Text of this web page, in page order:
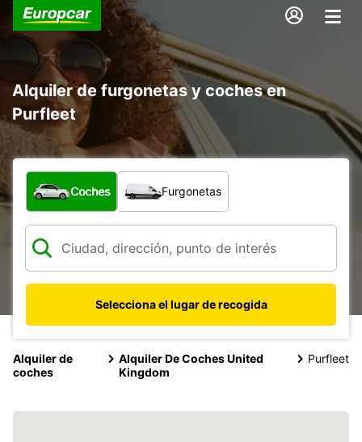
Alquiler de furgonetas y coches en
Purfleet
¿Qué tipo de vehículo?
Coches Furgonetas
Selecciona el lugar de recogida
Alquiler de
coches
Alquiler De Coches United
Kingdom
Purfleet